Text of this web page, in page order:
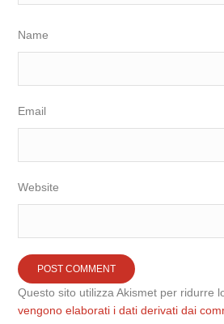
Name
Email
Website
Questo sito utilizza Akismet per ridurre
vengono elaborati i dati derivati dai